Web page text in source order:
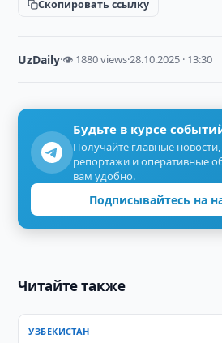
Скопировать ссылку
UzDaily·👁 1880 views·28.10.2025 · 13:30
Будьте в курсе
Получайте главные
репортажи и оперативные
вам удобно.
Подписывайтесь на
Читайте также
УЗБЕКИСТАН